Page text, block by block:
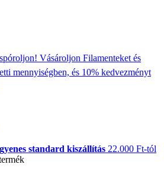
Vásároljon Filamenteket és
mennyiségben, és 10% kedvezményt
standard kiszállítás 22.000 Ft-tól